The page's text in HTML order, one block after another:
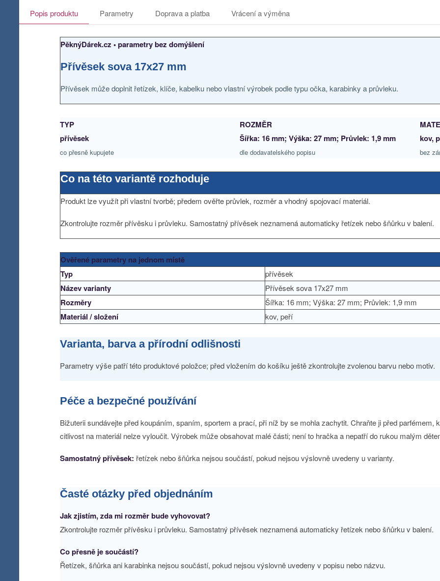
Popis produktu Parametry Doprava a platba Vrácení a výměna
PěknýDárek.cz • parametry bez domýšlení
Přívěsek sova 17x27 mm
Přívěsek může doplnit řetízek, klíče, kabelku nebo vlastní výrobek podle typu očka, karabinky a průvleku.
TYP
přívěsek
co přesně kupujete
ROZMĚR
Šířka: 16 mm; Výška: 27 mm; Průvlek: 1,9 mm
dle dodavatelského popisu
kov,
bez
Co na této variantě rozhoduje
Produkt lze využít při vlastní tvorbě; předem ověřte průvlek, rozměr a vhodný spojovací materiál.
Zkontrolujte rozměr přívěsku i průvleku. Samostatný přívěsek neznamená automaticky řetízek nebo šňůrku v balení.
Ověřené parametry na jednom místě
Typ
přívěsek
Název varianty Přívěsek sova 17x27 mm
Rozměry Šířka: 16 mm; Výška: 27 mm; Průvlek: 1,9 mm
Materiál / složení kov, peří
Varianta, barva a přírodní odlišnosti
Parametry výše patří této produktové položce; před vložením do košíku ještě zkontrolujte zvolenou barvu nebo motiv.
Péče a bezpečné používání
Bižuterii sundávejte před koupáním, spaním, sportem a prací, při níž by se mohla zachytit. Chraňte ji před
citlivost na materiál nelze vyloučit. Výrobek může obsahovat malé části; není to hračka a nepatří do rukou malým
Samostatný přívěsek: řetízek nebo šňůrka nejsou součástí, pokud nejsou výslovně uvedeny u varianty.
Časté otázky před objednáním
Jak zjistím, zda mi rozměr bude vyhovovat?
Zkontrolujte rozměr přívěsku i průvleku. Samostatný přívěsek neznamená automaticky řetízek nebo šňůrku v balení.
Co přesně je součástí?
Řetízek, šňůrka ani karabinka nejsou součástí, pokud nejsou výslovně uvedeny v popisu nebo názvu.